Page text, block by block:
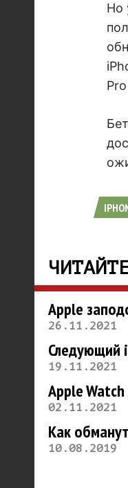
Но
Apple
26.11.2021
Следующий
19.11.2021
Apple
02.11.2021
Как
10.08.2019